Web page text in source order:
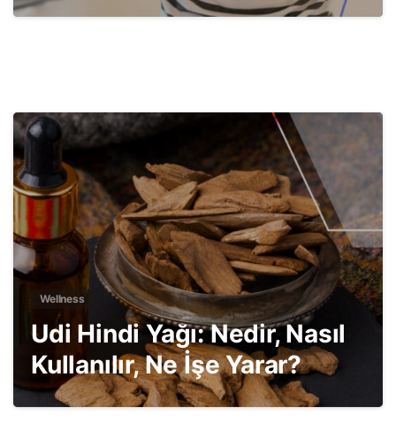
Wellness
Udi Hindi Yağı: Nedir, Nasıl
Kullanılır, Ne İşe Yarar?